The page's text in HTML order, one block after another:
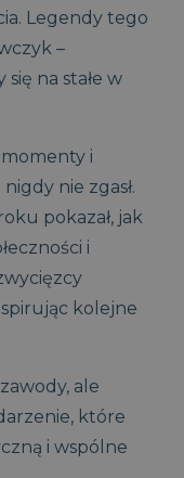
Legendy tego
–
na stałe w
i
nie zgasł.
pokazał, jak
i
kolejne
ale
które
i wspólne